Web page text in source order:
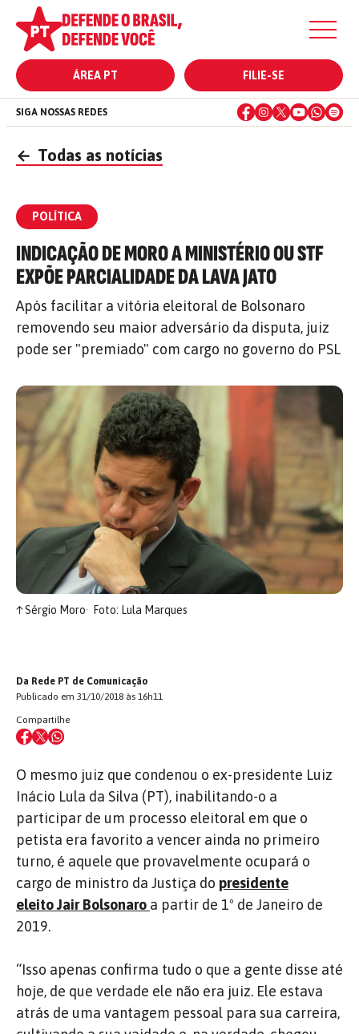
ÁREA PT FILIE-SE
SIGA NOSSAS REDES
← Todas as notícias
POLÍTICA
INDICAÇÃO DE MORO A MINISTÉRIO OU STF
EXPÕE PARCIALIDADE DA LAVA JATO
Após facilitar a vitória eleitoral de Bolsonaro
removendo seu maior adversário da disputa, juiz
pode ser "premiado" com cargo no governo do PSL
↑Sérgio Moro Foto: Lula Marques
Da Rede PT de Comunicação
Publicado em 31/10/2018 às 16h11
Compartilhe
O mesmo juiz que condenou o ex-presidente Luiz
Inácio Lula da Silva (PT), inabilitando-o a
participar de um processo eleitoral em que o
petista era favorito a vencer ainda no primeiro
turno, é aquele que provavelmente ocupará o
cargo de ministro da Justiça do presidente
eleito Jair Bolsonaro a partir de 1º de Janeiro de
2019.
“Isso apenas confirma tudo o que a gente disse até
hoje, de que verdade ele não era juiz. Ele estava
atrás de uma vantagem pessoal para sua carreira,